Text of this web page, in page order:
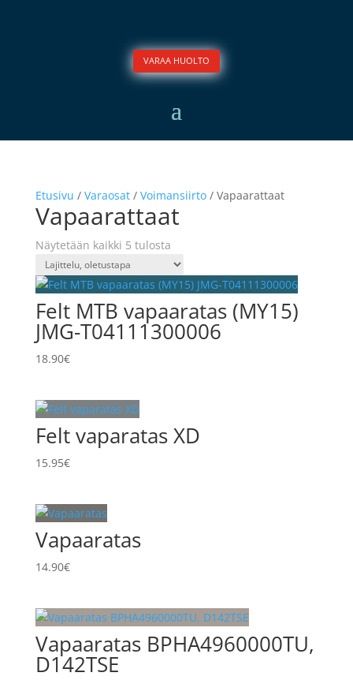
VARAA HUOLTO
Etusivu / Varaosat/ Voimansiirto/ Vapaarattaat
Vapaarattaat
Näytetään kaikki 5 tulosta
Felt MTB vapaaratas (MY15)
JMG-T04111300006
18.90€
Felt vaparatas XD
15.95€
Vapaaratas
14.90€
Vapaaratas BPHA4960000TU,
D142TSE